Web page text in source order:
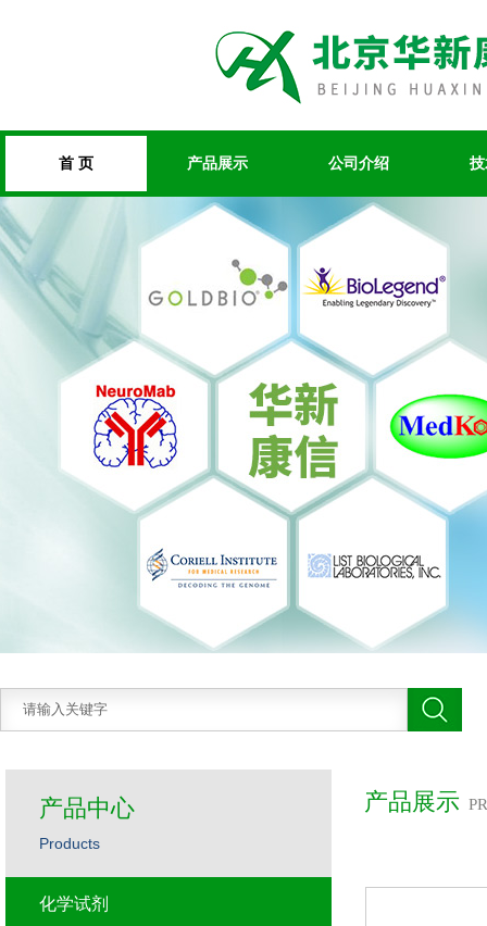
首 页 产品展示 公司介绍
产品展示
产品中心
Products
化学试剂